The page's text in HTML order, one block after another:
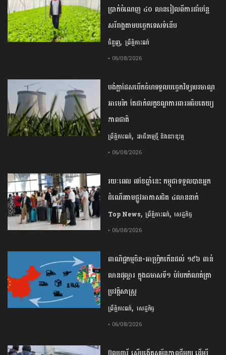
ប្រាក់ចំណេញ ៤០ លានរៀលពីការដាំបន្លែ
សរីរាង្គតាមបច្ចេកទេសទំនើប
ជំនួញ,ព្រឹត្តិការណ៍
• 06/08/2026
បង់ក្លាដែស​បើកចំហ​ទទួល​បច្ចេកវិទ្យា​បរមាណូ​
អាមេរិក​ តែ​ដាក់​លក្ខខណ្ឌ​ការពារ​អធិបតេយ្យ
ភាព​ជាតិ​
ព្រឹត្តិការណ៍, អាជីវកម្មថ្មី និងនវានុវត្ត
• 06/08/2026
រយៈពេល ៧ខែឆ្នាំនេះ កម្ពុជាទទួលបានអ្នក
ដំណើរតាមផ្លូវអាកាសជិត ៤លាននាក់
Top News,ព្រឹត្តិការណ៍,សេដ្ឋកិច្ច
• 06/08/2026
ពាណិជ្ជកម្ម​ចិន​-​អាហ្វ្រិក​កើន​ដល់​ ​១៩៦​ ​ពាន់​
លាន​ដុល្លារ​ ក្នុង​ឆមាស​ទី​១​ ​បំបែក​កំណត់ត្រា​
ប្រវត្តិសាស្ត្រ​
ព្រឹត្តិការណ៍, សេដ្ឋកិច្ច
• 06/08/2026